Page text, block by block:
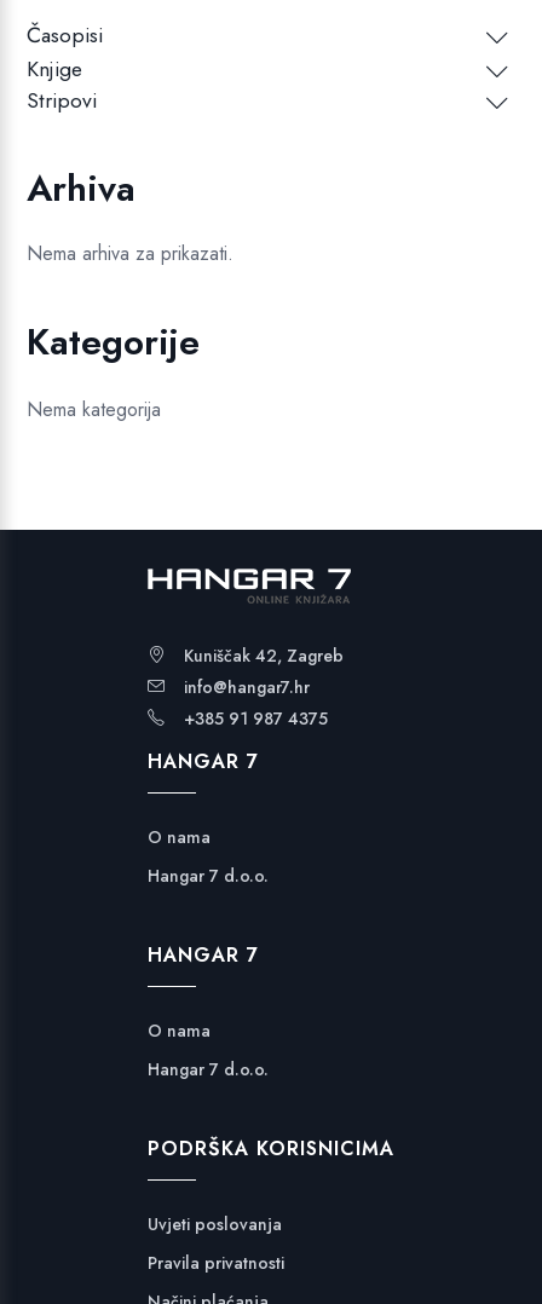
Časopisi
Knjige
Stripovi
Arhiva
Nema arhiva za prikazati.
Kategorije
Nema kategorija
Kuniščak 42, Zagreb
info@hangar7.hr
+385 91 987 4375
HANGAR 7
O nama
Hangar 7 d.o.o.
HANGAR 7
O nama
Hangar 7 d.o.o.
PODRŠKA KORISNICIMA
Uvjeti poslovanja
Pravila privatnosti